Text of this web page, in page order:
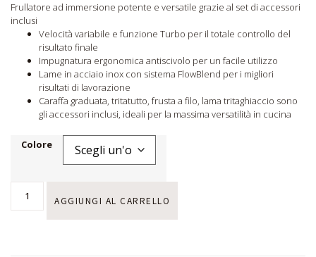
Frullatore ad immersione potente e versatile grazie al set di accessori
inclusi
Velocità variabile e funzione Turbo per il totale controllo del
risultato finale
Impugnatura ergonomica antiscivolo per un facile utilizzo
Lame in acciaio inox con sistema FlowBlend per i migliori
risultati di lavorazione
Caraffa graduata, tritatutto, frusta a filo, lama tritaghiaccio sono
gli accessori inclusi, ideali per la massima versatilità in cucina
Colore
AGGIUNGI AL CARRELLO